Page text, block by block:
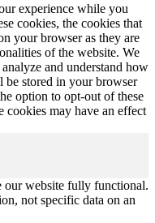
experience while you
cookies, the cookies that
your browser as they are
of the website. We
and understand how
be stored in your browser
option to opt-out of these
cookies may have an effect
our website fully functional.
not specific data on an